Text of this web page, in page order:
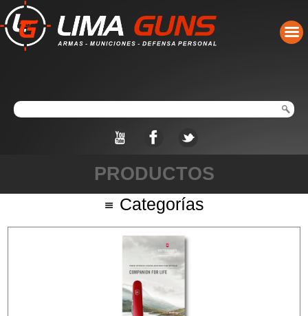
PRODUCTOS
Categorías